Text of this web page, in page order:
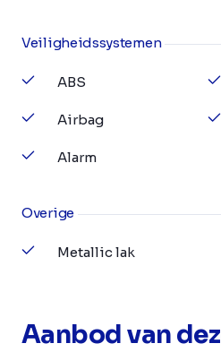
Veiligheidssystemen
ABS
Airbag
Alarm
Overige
Metallic lak
Aanbod van